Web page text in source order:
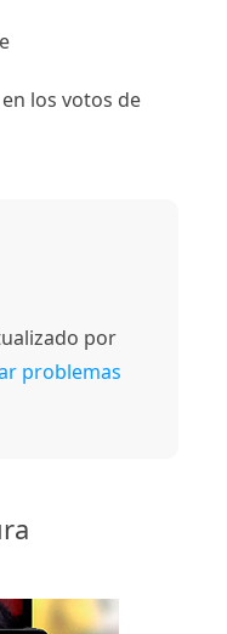
los votos de
por
problemas